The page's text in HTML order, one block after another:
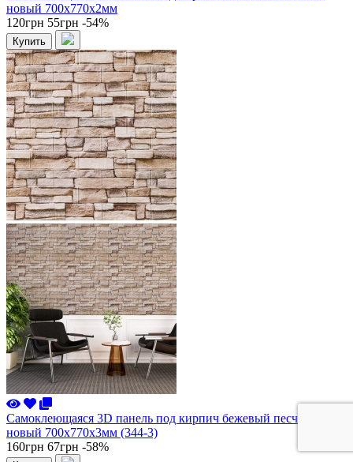
новый 700x770x2мм
120грн 55грн -54%
Купить
Самоклеющаяся 3D панель под кирпич бежевый песчаник
новый 700x770x3мм (344-3)
160грн 67грн -58%